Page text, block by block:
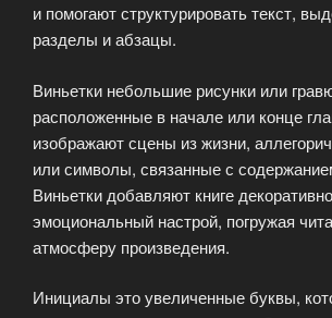
и помогают структурировать текст,
разделы и абзацы.
Виньетки небольшие рисунки или
расположенные в начале или конце
изображают сцены из жизни,
или символы, связанные с
Виньетки добавляют книге
эмоциональный настрой, погружая
атмосферу произведения.
Инициалы это увеличенные буквы,